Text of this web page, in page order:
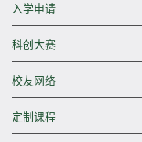
入学申请
科创大赛
校友网络
定制课程